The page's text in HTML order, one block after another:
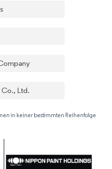
Ltd.
in keiner bestimmten Reihenfolge